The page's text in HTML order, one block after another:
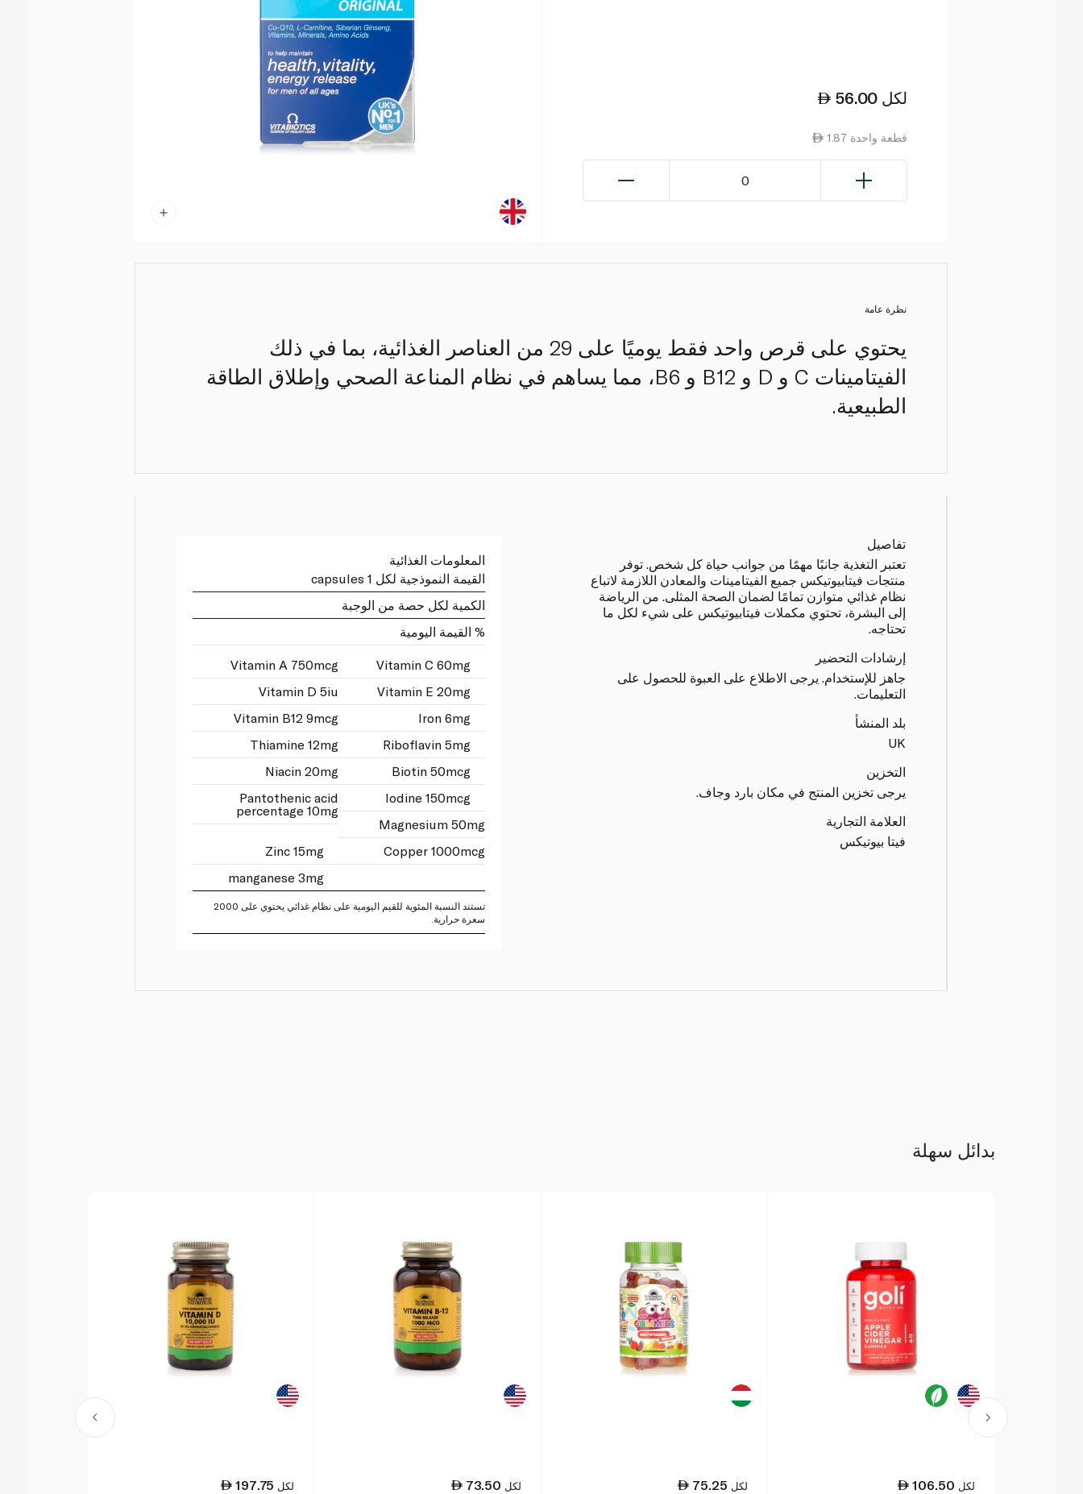
56.00 لكل
1.87 قطعة واحدة
0
نظرة عامة
يحتوي على قرص واحد فقط يوميًا على 29 من العناصر الغذائية، بما في ذلك
الفيتامينات C و D و B12 و B6، مما يساهم في نظام المناعة الصحي وإطلاق الطاقة
الطبيعية.
تفاصيل
تعتبر التغذية جانبًا مهمًا من جوانب حياة كل شخص. توفر
منتجات فيتابيوتيكس جميع الفيتامينات والمعادن اللازمة لاتباع
نظام غذائي متوازن تمامًا لضمان الصحة المثلى. من الرياضة
إلى البشرة، تحتوي مكملات فيتابيوتيكس على شيء لكل ما
تحتاجه.
إرشادات التحضير
جاهز للإستخدام. يرجى الاطلاع على العبوة للحصول على
التعليمات.
بلد المنشأ
UK
التخزين
يرجى تخزين المنتج في مكان بارد وجاف.
العلامة التجارية
فيتا بيوتيكس
المعلومات الغذائية
القيمة النموذجية لكل 1 capsules
الكمية لكل حصة من الوجبة
% القيمة اليومية
Vitamin A 750mcg
Vitamin C 60mg
Vitamin D 5iu
Vitamin E 20mg
Vitamin B12 9mcg
Iron 6mg
Thiamine 12mg
Riboflavin 5mg
Niacin 20mg
Biotin 50mcg
Pantothenic acid
percentage 10mg
Iodine 150mcg
Magnesium 50mg
Zinc 15mg
Copper 1000mcg
manganese 3mg
تستند النسبة المئوية للقيم اليومية على نظام غذائي يحتوي على 2000
سعرة حرارية.
بدائل سهلة
106.50 لكل
75.25 لكل
73.50 لكل
197.75 لكل